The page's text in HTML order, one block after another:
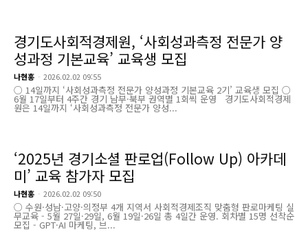
경기도사회적경제원, ‘사회성과측정 전문가 양
성과정 기본교육’ 교육생 모집
나현홍 - 2026.02.02 09:55
○ 14일까지 ‘사회성과측정 전문가 양성과정 기본교육 2기’ 교육생 모집 ○
6월 17일부터 4주간 경기 남부·북부 권역별 1회씩 운영 경기도사회적경제
원은 14일까지 ‘사회성과측정 전문가 양성...
‘2025년 경기소셜 판로업(Follow Up) 아카데
미’ 교육 참가자 모집
나현홍 - 2026.02.02 09:50
○ 수원·성남·고양·의정부 4개 지역서 사회적경제조직 맞춤형 판로마케팅 실
무교육 - 5월 27일·29일, 6월 19일·26일 총 4일간 운영. 회차별 15명 선착순
모집 - GPT·AI 마케팅, 브...